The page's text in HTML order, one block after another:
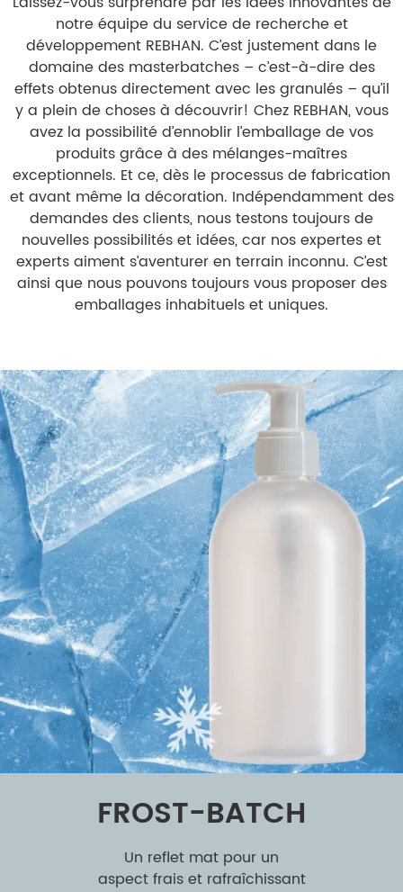
notre équipe du service de recherche et
développement REBHAN. C’est justement dans le
domaine des masterbatches – c’est-à-dire des
effets obtenus directement avec les granulés – qu’il
y a plein de choses à découvrir! Chez REBHAN, vous
avez la possibilité d’ennoblir l’emballage de vos
produits grâce à des mélanges-maîtres
exceptionnels. Et ce, dès le processus de fabrication
et avant même la décoration. Indépendamment des
demandes des clients, nous testons toujours de
nouvelles possibilités et idées, car nos expertes et
experts aiment s’aventurer en terrain inconnu. C’est
ainsi que nous pouvons toujours vous proposer des
emballages inhabituels et uniques.
FROST-BATCH
Un reflet mat pour un
aspect frais et rafraîchissant